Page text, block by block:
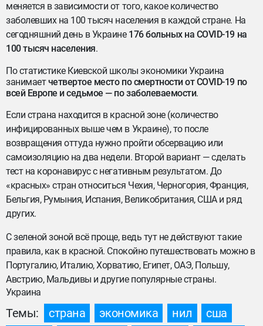
меняется в зависимости от того, какое количество
заболевших на 100 тысяч населения в каждой стране. На
сегодняшний день в Украине 176 больных на COVID-19 на
100 тысяч населения.
По статистике Киевской школы экономики Украина
занимаетчетвертое место по смертности от COVID-19 по
всей Европе и седьмое — по заболеваемости.
Если страна находится в красной зоне (количество
инфицированных выше чем в Украине), то после
возвращения оттуда нужно пройти обсервацию или
самоизоляцию на два недели. Второй вариант — сделать
тест на коронавирус с негативным результатом. До
«красных» стран относиться Чехия, Черногория, Франция,
Бельгия, Румыния, Испания, Великобритания, США и ряд
других.
С зеленой зоной всё проще, ведь тут не действуют такие
правила, как в красной. Спокойно путешествовать можно в
Португалию, Италию, Хорватию, Египет, ОАЭ, Польшу,
Австрию, Мальдивы и другие популярные страны.
Украина
Темы: страна экономика нил
сша